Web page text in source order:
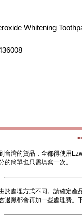
Whitening
台灣的貨品，全都得使用
的簡單也只需填寫一次。
於處埋方式不同。請確定產
退黑都會再加一些處理費。